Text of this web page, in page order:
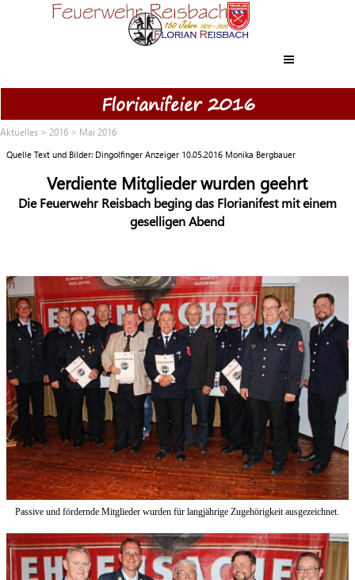
Direkt zum Seiteninhalt
Florianifeier 2016
Aktuelles > 2016 > Mai 2016
Quelle Text und Bilder: Dingolfinger Anzeiger 10.05.2016 Monika Bergbauer
Verdiente Mitglieder wurden geehrt
Die Feuerwehr Reisbach beging das Florianifest mit einem
geselligen Abend
Passive und fördernde Mitglieder wurden für langjährige Zugehörigkeit ausgezeichnet.